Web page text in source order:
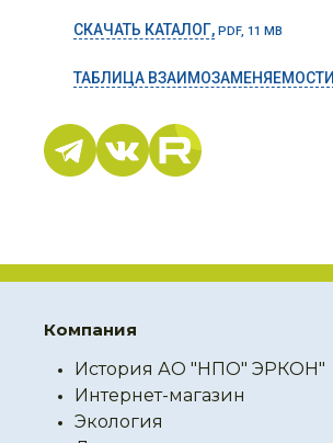
СКАЧАТЬ КАТАЛОГ, PDF, 11 MB
ТАБЛИЦА ВЗАИМОЗАМЕНЯЕМОСТИ
Компания
История АО "НПО" ЭРКОН"
Интернет-магазин
Экология